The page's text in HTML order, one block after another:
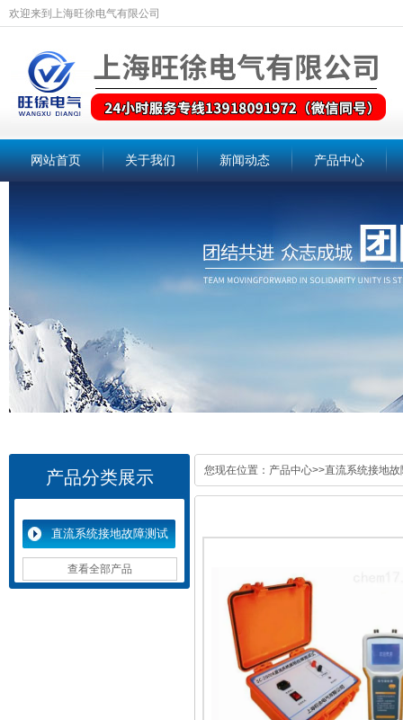
欢迎来到上海旺徐电气有限公司
网站首页 关于我们 新闻动态 产品中心
产品分类展示
直流系统接地故障测试
仪 查看全部产品
您现在位置： 产品中心>>直流系统接地故